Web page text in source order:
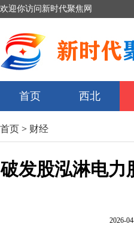
欢迎你访问新时代聚焦网
首页 西北
首页 > 财经
破发股泓淋电力
2026-